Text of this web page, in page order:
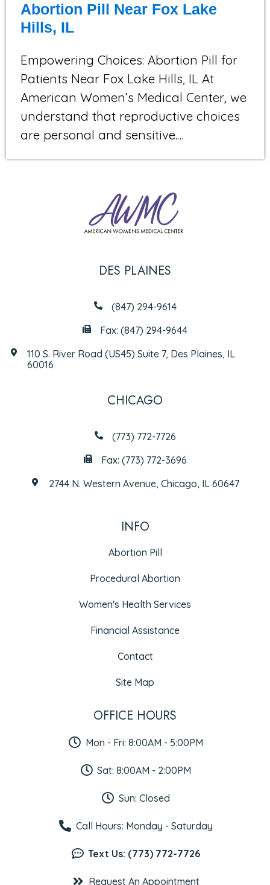
Abortion Pill Near Fox Lake
Hills, IL
Empowering Choices: Abortion Pill for
Patients Near Fox Lake Hills, IL At
American Women’s Medical Center, we
understand that reproductive choices
are personal and sensitive.…
DES PLAINES
(847) 294-9614
Fax: (847) 294-9644
110 S. River Road (US45) Suite 7, Des Plaines, IL
60016
CHICAGO
(773) 772-7726
Fax: (773) 772-3696
2744 N. Western Avenue, Chicago, IL 60647
INFO
Abortion Pill
Procedural Abortion
Women's Health Services
Financial Assistance
Contact
Site Map
OFFICE HOURS
Mon - Fri: 8:00AM - 5:00PM
Sat: 8:00AM - 2:00PM
Sun: Closed
Call Hours: Monday - Saturday
Text Us: (773) 772-7726
Request An Appointment